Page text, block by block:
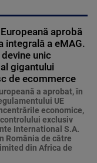
aprobă
integrală a eMAG.
unic
gigantului
de ecommerce
a aprobat, în
UE
economice,
exclusiv
International S.A.
România de către
din Africa de